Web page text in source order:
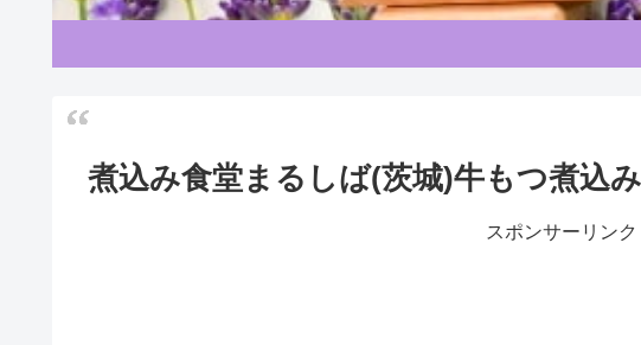
煮込み食堂まるしば(茨城)牛もつ煮込
スポンサーリンク